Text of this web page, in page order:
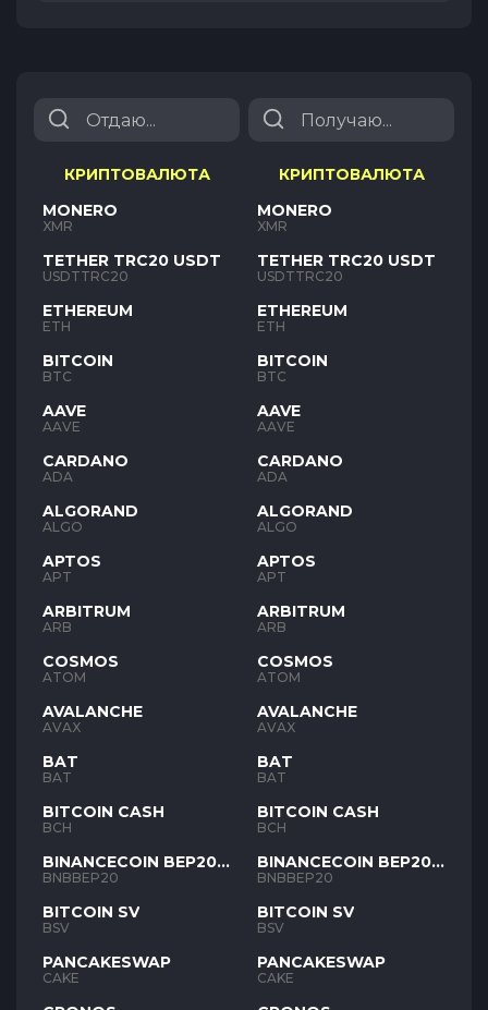
КРИПТОВАЛЮТА
MONERO
XMR
TETHER TRC20 USDT
USDTTRC20
ETHEREUM
ETH
BITCOIN
BTC
AAVE
AAVE
CARDANO
ADA
ALGORAND
ALGO
APTOS
APT
ARBITRUM
ARB
COSMOS
ATOM
AVALANCHE
AVAX
BAT
BAT
BITCOIN CASH
BCH
BINANCECOIN BEP20
BNB
BNBBEP20
BITCOIN SV
BSV
PANCAKESWAP
CAKE
КРИПТОВАЛЮТА
MONERO
XMR
TETHER TRC20 USDT
USDTTRC20
ETHEREUM
ETH
BITCOIN
BTC
AAVE
AAVE
CARDANO
ADA
ALGORAND
ALGO
APTOS
APT
ARBITRUM
ARB
COSMOS
ATOM
AVALANCHE
AVAX
BAT
BAT
BITCOIN CASH
BCH
BINANCECOIN BEP20
BNB
BNBBEP20
BITCOIN SV
BSV
PANCAKESWAP
CAKE